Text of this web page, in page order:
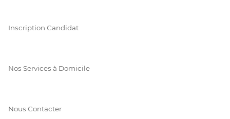
Inscription Candidat
Nos Services à Domicile
Nous Contacter